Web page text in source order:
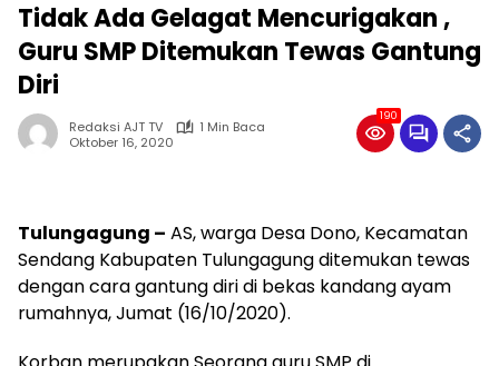
Tidak Ada Gelagat Mencurigakan ,
Guru SMP Ditemukan Tewas Gantung
Diri
Redaksi AJT TV
1 Min Baca
Oktober 16, 2020
190
Tulungagung – AS, warga Desa Dono, Kecamatan
Sendang Kabupaten Tulungagung ditemukan tewas
dengan cara gantung diri di bekas kandang ayam
rumahnya, Jumat (16/10/2020).